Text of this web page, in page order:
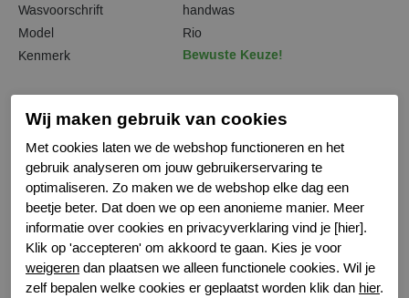
Wasvoorschrift
handwas
Model
Rio
Kenmerk
Bewuste Keuze!
Gerelateerde producten
-50%
Wij maken gebruik van cookies
Met cookies laten we de webshop functioneren en het
gebruik analyseren om jouw gebruikerservaring te
optimaliseren. Zo maken we de webshop elke dag een
beetje beter. Dat doen we op een anonieme manier. Meer
informatie over cookies en privacyverklaring vind je [hier].
Klik op 'accepteren' om akkoord te gaan. Kies je voor
weigeren dan plaatsen we alleen functionele cookies. Wil je
zelf bepalen welke cookies er geplaatst worden klik dan hier.